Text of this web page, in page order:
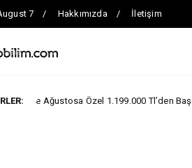
7 Hakkımızda İletişim
Özel 1.199.000 Tl’den Başlayan